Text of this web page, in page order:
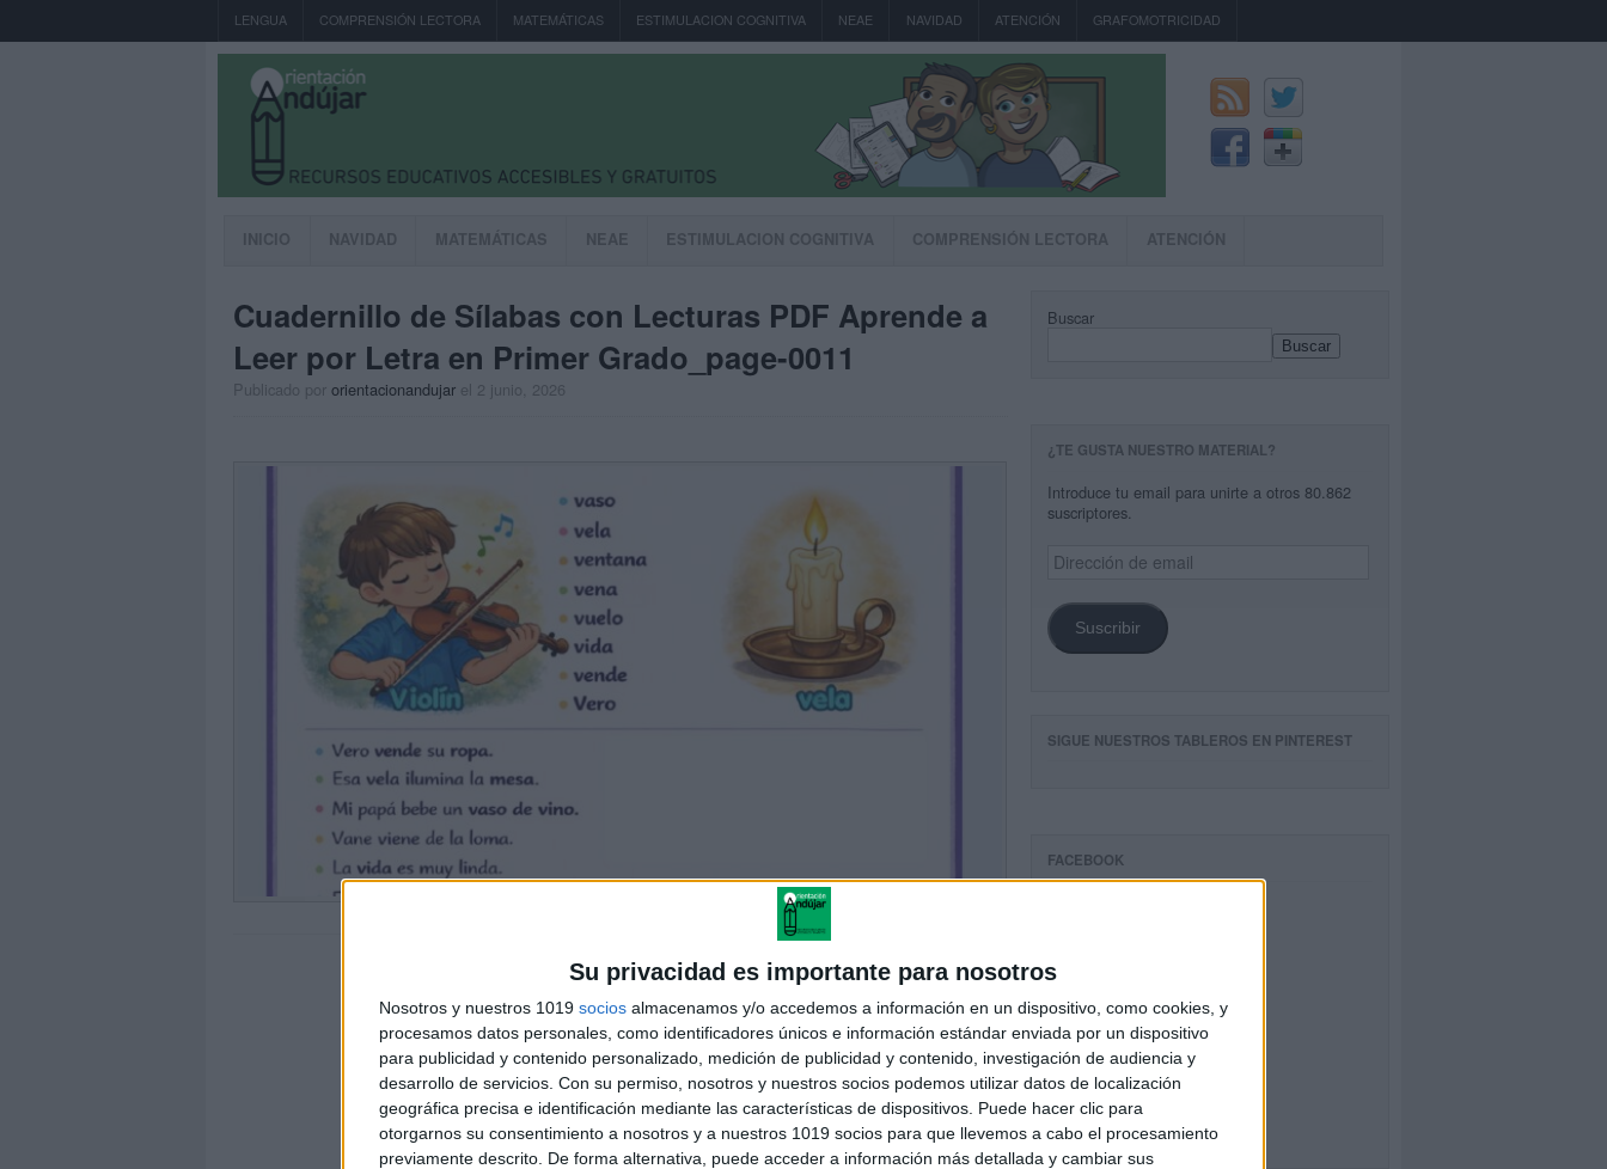
Su privacidad es importante para nosotros
Nosotros y nuestros 1019 socios almacenamos y/o accedemos a información en un dispositivo, como cookies, y
procesamos datos personales, como identificadores únicos e información estándar enviada por un dispositivo
para publicidad y contenido personalizado, medición de publicidad y contenido, investigación de audiencia y
desarrollo de servicios. Con su permiso, nosotros y nuestros socios podemos utilizar datos de localización
geográfica precisa e identificación mediante las características de dispositivos. Puede hacer clic para
otorgarnos su consentimiento a nosotros y a nuestros 1019 socios para que llevemos a cabo el procesamiento
previamente descrito. De forma alternativa, puede acceder a información más detallada y cambiar sus
LENGUA COMPRENSIÓN LECTORA MATEMÁTICAS ESTIMULACION COGNITIVA NEAE NAVIDAD ATENCIÓN GRAFOMOTRICIDAD
INICIO NAVIDAD MATEMÁTICAS NEAE ESTIMULACION COGNITIVA COMPRENSIÓN LECTORA ATENCIÓN
Cuadernillo de Sílabas con Lecturas PDF Aprende a
Leer por Letra en Primer Grado_page-0011
Publicado por orientacionandujar el 2 junio, 2026
Buscar
Buscar
¿TE GUSTA NUESTRO MATERIAL?
Introduce tu email para unirte a otros 80.862
suscriptores.
Dirección
de
Suscribir
SIGUE NUESTROS TABLEROS EN PINTEREST
FACEBOOK